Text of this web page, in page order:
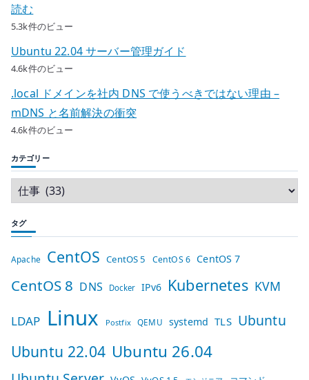
読む
5.3k件のビュー
Ubuntu 22.04 サーバー管理ガイド
4.6k件のビュー
.local ドメインを社内 DNS で使うべきではない理由 –
mDNS と名前解決の衝突
4.6k件のビュー
カテゴリー
タグ
Apache CentOS CentOS 5 CentOS 6 CentOS 7
CentOS 8 DNS Docker IPv6 Kubernetes KVM
LDAP Linux Postfix QEMU systemd TLS Ubuntu
Ubuntu 22.04 Ubuntu 26.04